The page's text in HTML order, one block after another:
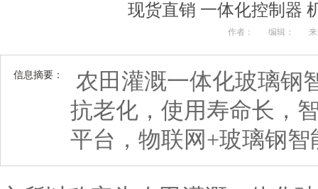
现货直销 一体化控制器
作者： 编辑：
信息摘要：
农田灌溉一体化玻璃钢
抗老化，使用寿命长，
平台，物联网+玻璃钢